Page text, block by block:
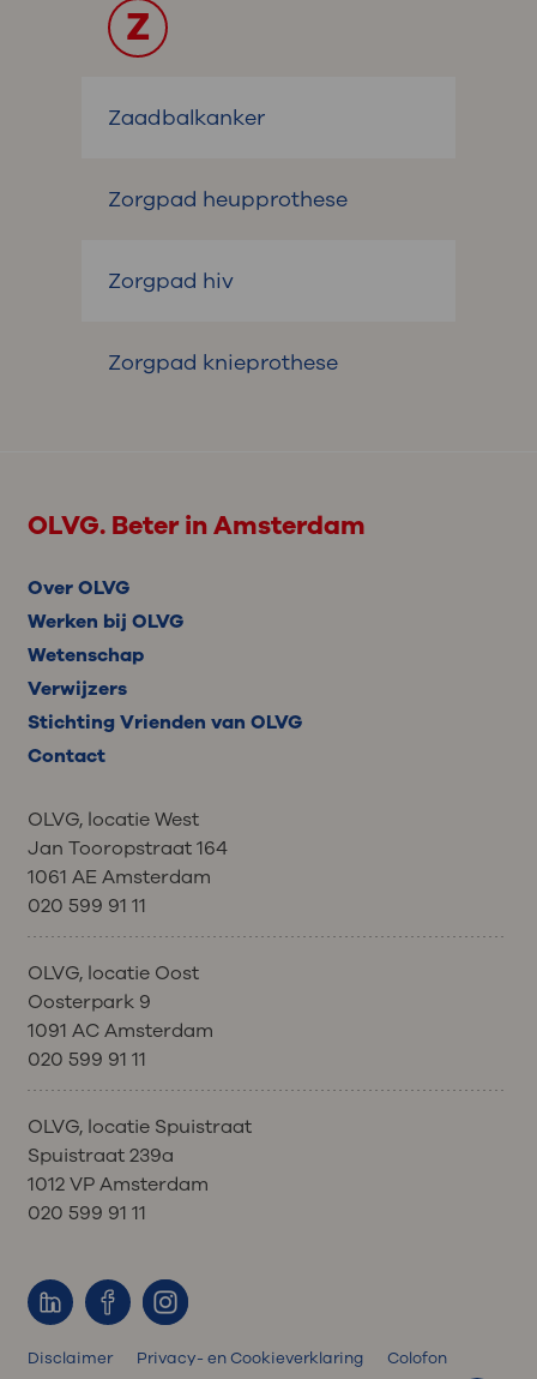
Z
Zaadbalkanker
Zorgpad heupprothese
Zorgpad hiv
Zorgpad knieprothese
OLVG. Beter in Amsterdam
Over OLVG
Werken bij OLVG
Wetenschap
Verwijzers
Stichting Vrienden van OLVG
Contact
OLVG, locatie West
Jan Tooropstraat 164
1061 AE Amsterdam
020 599 91 11
OLVG, locatie Oost
Oosterpark 9
1091 AC Amsterdam
020 599 91 11
OLVG, locatie Spuistraat
Spuistraat 239a
1012 VP Amsterdam
020 599 91 11
Disclaimer Privacy- en Cookieverklaring
Colofon